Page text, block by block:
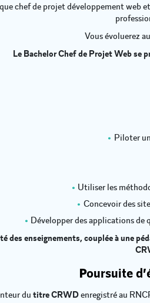
chef de projet développement web
Vous évoluerez
Le Bachelor Chef de Projet Web se
Piloter
Utiliser les
Concevoir des
Développer des applications
des enseignements, couplée à une
Poursuite
du titre CRWDenregistré au